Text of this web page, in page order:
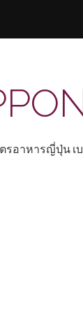
รอาหารญี่ปุ่น เ